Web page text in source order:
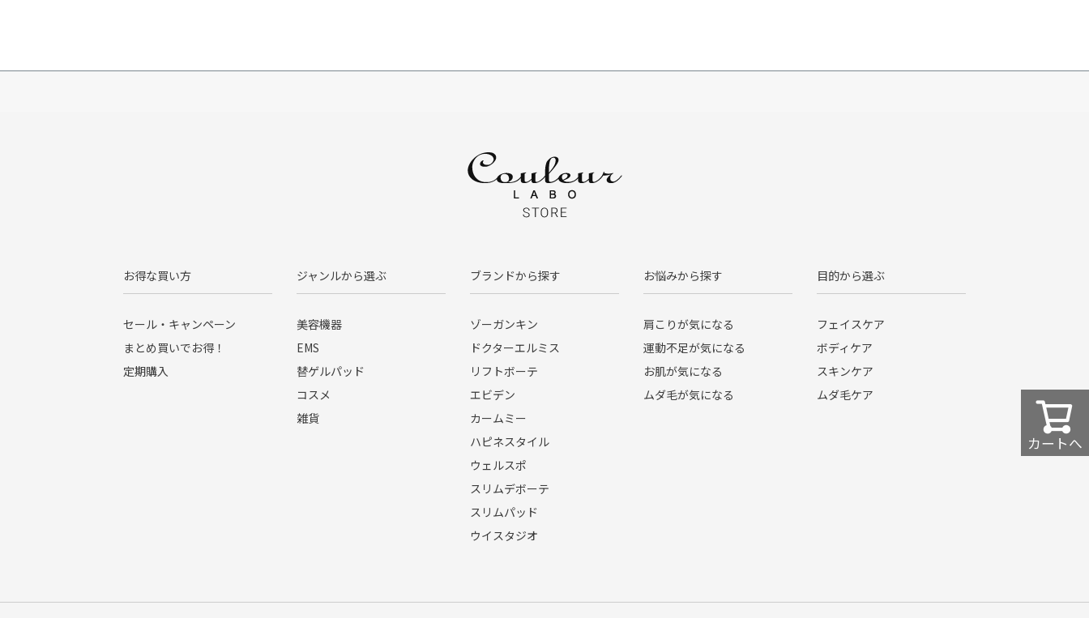
カートへ
お得な買い方
セール・キャンペーン
まとめ買いでお得！
定期購入
ジャンルから選ぶ
美容機器
EMS
替ゲルパッド
コスメ
雑貨
ブランドから探す
ゾーガンキン
ドクターエルミス
リフトボーテ
エビデン
カームミー
ハピネスタイル
ウェルスポ
スリムデボーテ
スリムパッド
ウイスタジオ
お悩みから探す
肩こりが気になる
運動不足が気になる
お肌が気になる
ムダ毛が気になる
目的から選ぶ
フェイスケア
ボディケア
スキンケア
ムダ毛ケア